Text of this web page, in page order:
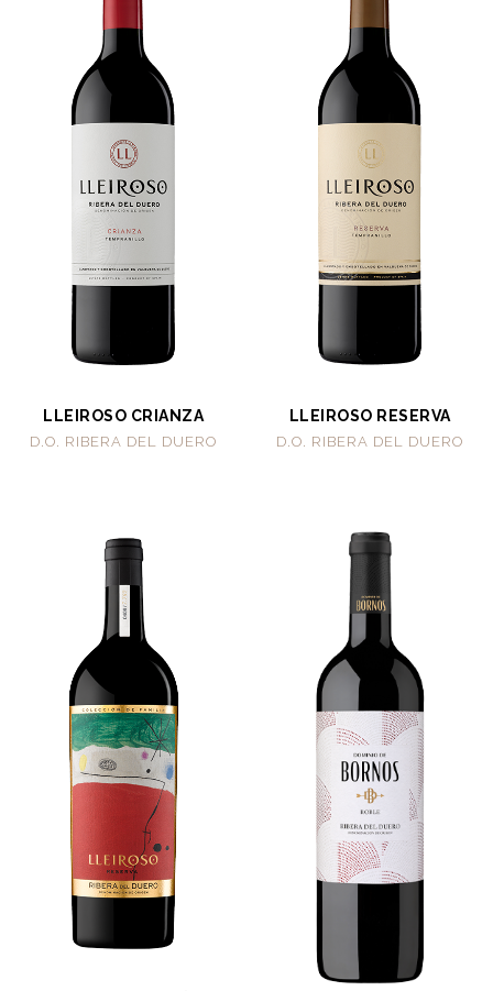
LLEIROSO CRIANZA
D.O. RIBERA DEL DUERO
LLEIROSO RESERVA
D.O. RIBERA DEL DUERO